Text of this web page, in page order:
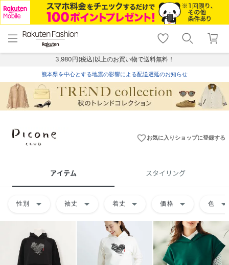
menu home
トップ
shopping_cart lock_outline
ログイン
3,980円(税込)以上のお買い物で送料無料！
熊本県を中心とする地震の影響による配送遅延のお知らせ
favorite_borderお気に入りショップに登録する
アイテム スタイリング
性別 arrow_drop_down 袖丈 arrow_drop_down 着丈 arrow_drop_down 価格 arrow_drop_down 色